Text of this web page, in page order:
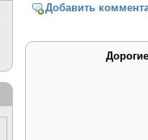
Добавить